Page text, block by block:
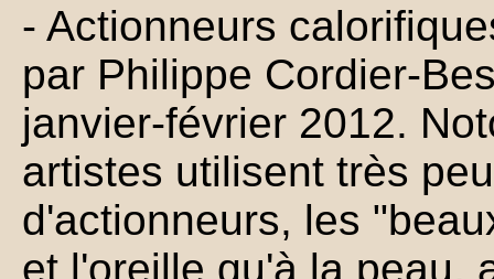
- Actionneurs
par Philippe Cordier-
janvier-février 2012.
artistes utilisent très
d'actionneurs, les
et l'oreille qu'à la peau,